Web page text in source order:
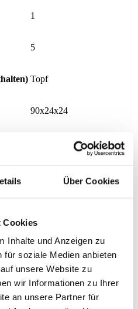
Über Cookies
Cookies
Inhalte und Anzeigen zu
für soziale Medien anbieten
unsere Website zu
wir Informationen zu Ihrer
an unsere Partner für
1
5
Topf
90x24x24
Tage ist149€
4 Tage
1415